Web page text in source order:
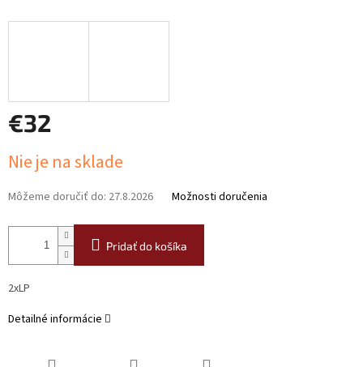
€32
cena:
Nie je na sklade
Môžeme doručiť do: 27.8.2026 Možnosti doručenia
Pridať do košíka
2xLP
Detailné informácie